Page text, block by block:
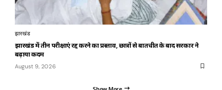
झारखंड
झारखंड में तीन परीक्षाएं रद्द करने का प्रस्ताव, छात्रों से बातचीत के बाद सरकार ने
बढ़ाया कदम
August 9, 2026